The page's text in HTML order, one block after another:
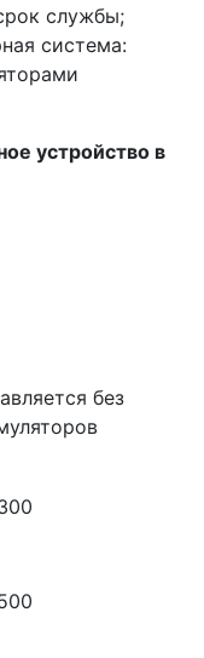
службы;
система:
устройство в
без